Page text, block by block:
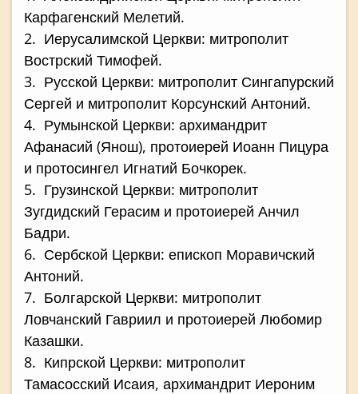
Карфагенский Мелетий.
2. Иерусалимской Церкви: митрополит
Вострский Тимофей.
3. Русской Церкви: митрополит Сингапурский
Сергей и митрополит Корсунский Антоний.
4. Румынской Церкви: архимандрит
Афанасий (Янош), протоиерей Иоанн Пицура
и протосингел Игнатий Бочкорек.
5. Грузинской Церкви: митрополит
Зугдидский Герасим и протоиерей Анчил
Бадри.
6. Сербской Церкви: епископ Моравичский
Антоний.
7. Болгарской Церкви: митрополит
Ловчанский Гавриил и протоиерей Любомир
Казашки.
8. Кипрской Церкви: митрополит
Тамасосский Исаия, архимандрит Иероним